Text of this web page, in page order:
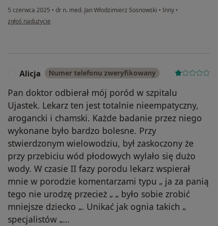
5 czerwca 2025 • dr n. med. Jan Włodzimierz Sosnowski • Inny •
w opinii użytkownika Iwona
zgłoś nadużycie
Alicja Numer telefonu zweryfikowany
Pan doktor odbierał mój poród w szpitalu
Ujastek. Lekarz ten jest totalnie nieempatyczny,
arogancki i chamski. Każde badanie przez niego
wykonane było bardzo bolesne. Przy
stwierdzonym wielowodziu, był zaskoczony że
przy przebiciu wód płodowych wylało się dużo
wody. W czasie II fazy porodu lekarz wspierał
mnie w porodzie komentarzami typu „ ja za panią
tego nie urodzę przecież „ „ było sobie zrobić
mniejsze dziecko „. Unikać jak ognia takich „
specjalistów „…